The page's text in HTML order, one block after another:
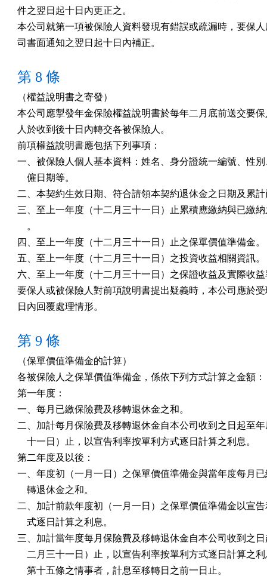
件之翌日起十日內更正之。
本公司就第一項被保險人資料發現有錯誤或疏漏時，要保
司書面通知之翌日起十日內補正。
第 8 條
（權益說明書之寄發）
本公司應掣發年金保險權益說明書於每年二月底前送交要
人於收到後十日內轉交各被保險人。
前項權益說明書應包括下列事項：
一、被保險人個人基本資料：姓名、身分證統一編號、性
    僱日期等。
二、本契約生效日期、符合請領本契約退休金之日期及累
三、至上一年度（十二月三十一日）止累積應繳納與已繳
    。
四、至上一年度（十二月三十一日）止之保單價值準備金。
五、至上一年度（十二月三十一日）之投資收益相關資訊。
六、至上一年度（十二月三十一日）之保證收益及實際收
要保人或被保險人對前項說明書提出疑義時，本公司應於
日內回覆處理情形。
第 9 條
（保單價值準備金的計算）
各被保險人之保單價值準備金，係依下列方式計算之金額：
第一年度：
一、每月已繳保險費及移轉退休金之和。
二、加計每月保險費及移轉退休金自本公司收到之日起至
    十一日）止，以宣告利率按單利方式逐日計算之利息。
第二年度及以後：
一、年度初（一月一日）之保單價值準備金與當年度每月
    轉退休金之和。
二、加計前款年度初（一月一日）之保單價值準備金以宣
    式逐日計算之利息。
三、加計當年度每月保險費及移轉退休金自本公司收到之
二月三十一日）止，以宣告利率按單利方式逐日計算之
    第十五條之情事者，計息至移轉日之前一日止。